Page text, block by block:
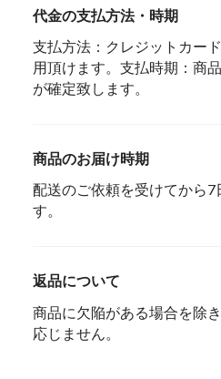
代金の支払方法・時期
支払方法：クレジットカー
用頂けます。支払時期：商
が確定致します。
商品のお届け時期
配送のご依頼を受けてから7
す。
返品について
商品に欠陥がある場合を除
応じません。